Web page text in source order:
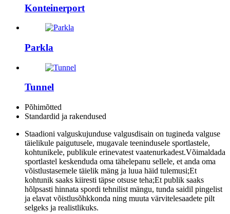
Konteinerport
Parkla
Tunnel
Põhimõtted
Standardid ja rakendused
Staadioni valguskujunduse valgusdisain on tugineda valguse
täielikule paigutusele, mugavale teenindusele sportlastele,
kohtunikele, publikule erinevatest vaatenurkadest.Võimaldada
sportlastel keskenduda oma tähelepanu sellele, et anda oma
võistlustasemele täielik mäng ja luua häid tulemusi;Et
kohtunik saaks kiiresti täpse otsuse teha;Et publik saaks
hõlpsasti hinnata spordi tehnilist mängu, tunda saidil pingelist
ja elavat võistlusõhkkonda ning muuta värvitelesaadete pilt
selgeks ja realistlikuks.